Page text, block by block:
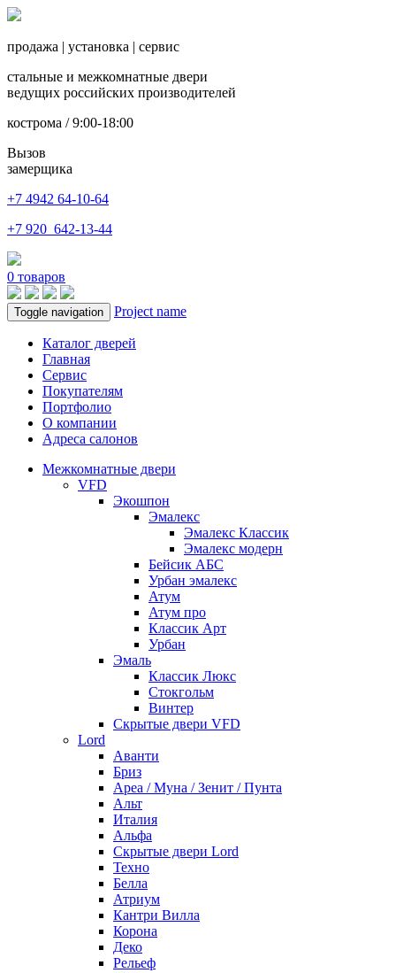
продажа | установка | сервис
стальные и межкомнатные двери
ведущих российских производителей
кострома / 9:00-18:00
Вызов
замерщика
+7 4942 64-10-64
+7 920 642-13-44
0 товаров
Toggle navigation Project name
Каталог дверей
Главная
Сервис
Покупателям
Портфолио
О компании
Адреса салонов
Межкомнатные двери
VFD
Экошпон
Эмалекс
Эмалекс Классик
Эмалекс модерн
Бейсик АБС
Урбан эмалекс
Атум
Атум про
Классик Арт
Урбан
Эмаль
Классик Люкс
Стокгольм
Винтер
Скрытые двери VFD
Lord
Аванти
Бриз
Ареа / Муна / Зенит / Пунта
Альт
Италия
Альфа
Скрытые двери Lord
Техно
Белла
Атриум
Кантри Вилла
Корона
Деко
Рельеф